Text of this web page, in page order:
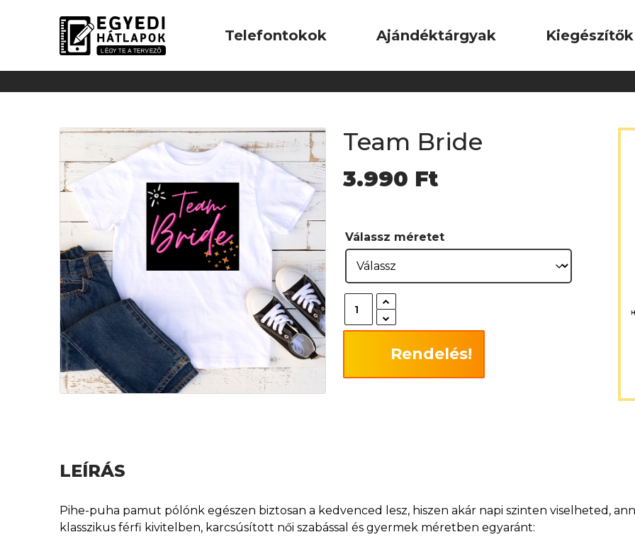
Telefontokok Ajándéktárgyak Kiegészítők
Team Bride
3.990 Ft
Válassz méretet
Rendelés!
LEÍRÁS
Pihe-puha pamut pólónk egészen biztosan a kedvenced lesz, hiszen akár napi szinten viselheted,
klasszikus férfi kivitelben, karcsúsított női szabással és gyermek méretben egyaránt: